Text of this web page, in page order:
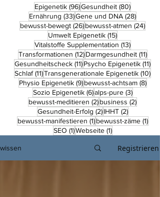
Epigenetik (96)96 Beiträge
Gesundheit (80)80
Ernährung (33)33 Beiträge
Gene und DNA (28)28
bewusst-bewegt (26)26 Beiträge
bewusst-atmen (24)24
Umwelt Epigenetik (15)15 Beiträge
Vitalstoffe Supplementation (13)13 Beiträge
Transformationen (12)12 Beiträge
Darmgesundheit (11)11
Gesundheitscheck (11)11 Beiträge
Psycho Epigenetik (11)11
Schlaf (11)11 Beiträge
Transgenerationale Epigenetik (10)10
Physio Epigenetik (9)9 Beiträge
bewusst-achtsam (8)8
Sozio Epigenetik (6)6 Beiträge
alps-pure (3)3 Beiträge
bewusst-meditieren (2)2 Beiträge
business (2)2
Gesundheit-Erfolg (2)2 Beiträge
IHHT (2)2 Beiträge
bewusst-manifestieren (1)1 Beitrag
bewusst-zäme (1)1
SEO (1)1 Beitrag
Webseite (1)1 Beitrag
wissen Registrieren